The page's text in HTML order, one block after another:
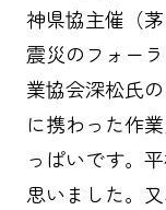
神県協主催（
震災のフォー
業協会深松氏
に携わった作
っぱいです。
思いました。